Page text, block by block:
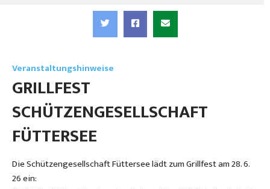
Veranstaltungshinweise
GRILLFEST
SCHÜTZENGESELLSCHAFT
FÜTTERSEE
Die Schützengesellschaft Füttersee lädt zum Grillfest am 28. 6.
26 ein: